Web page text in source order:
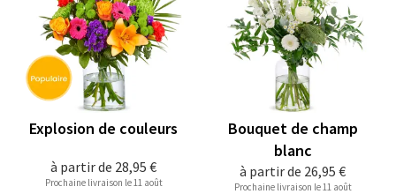
à partir de 28,95 €
Explosion de couleurs
Prochaine livraison le 11 août
à partir de 26,95 €
Bouquet de champ
blanc
Prochaine livraison le 11 août